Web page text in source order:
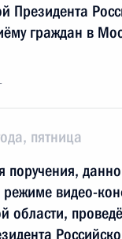
Президента
граждан в
пятница
поручения,
видео-
области,